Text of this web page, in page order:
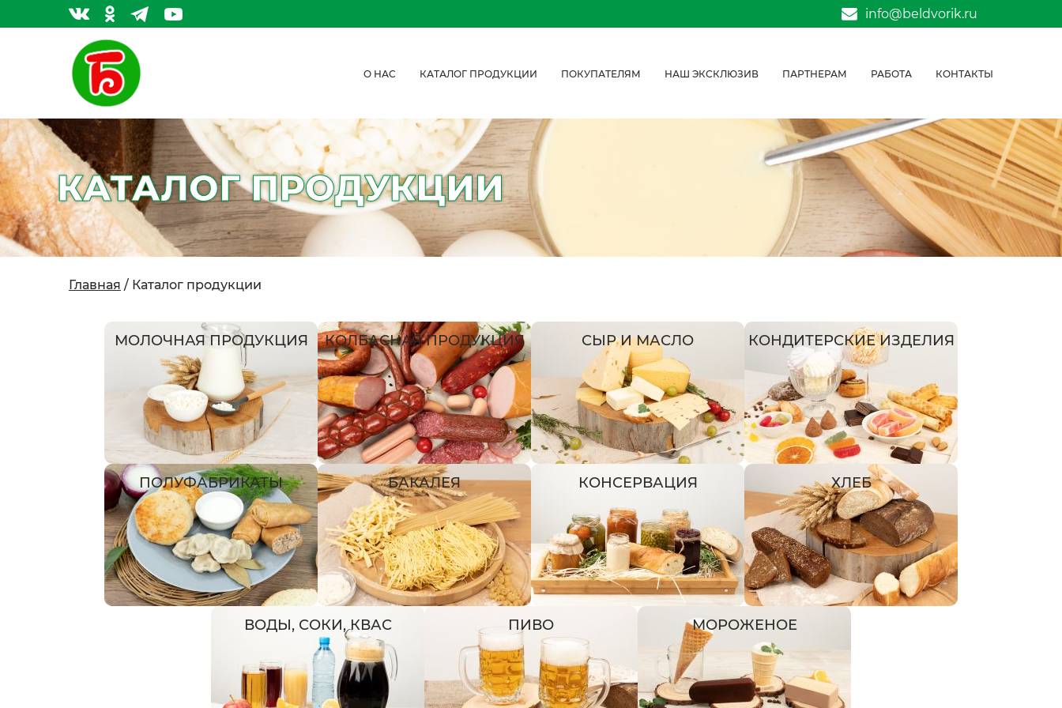
info@beldvorik.ru
О НАС КАТАЛОГ ПРОДУКЦИИ ПОКУПАТЕЛЯМ НАШ ЭКСКЛЮЗИВ ПАРТНЕРАМ РАБОТА КОНТАКТЫ
КАТАЛОГ ПРОДУКЦИИ
Главная / Каталог продукции
МОЛОЧНАЯ ПРОДУКЦИЯ КОЛБАСНАЯ ПРОДУКЦИЯ СЫР И МАСЛО КОНДИТЕРСКИЕ ИЗДЕЛИЯ
ПОЛУФАБРИКАТЫ БАКАЛЕЯ КОНСЕРВАЦИЯ ХЛЕБ
ВОДЫ, СОКИ, КВАС ПИВО МОРОЖЕНОЕ